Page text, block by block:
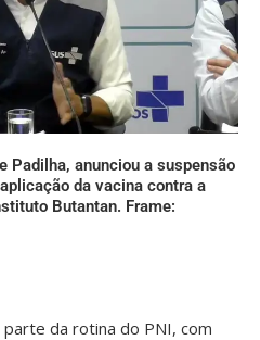
Padilha, anunciou a suspensão
da vacina contra a
Butantan. Frame:
da rotina do PNI, com